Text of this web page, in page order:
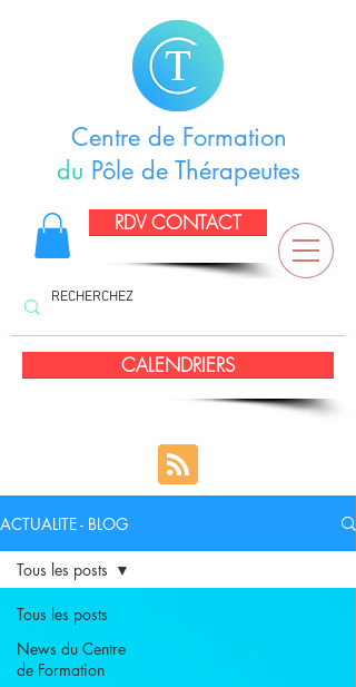
Centre de Formation
du Pôle de Thérapeutes
RDV CONTACT
CALENDRIERS
ACTUALITE - BLOG
Tous les posts
News du Centre
de Formation
Tous les posts